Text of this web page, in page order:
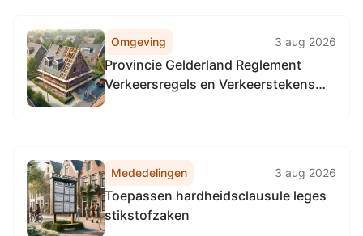
Omgeving 3 aug 2026
Provincie Gelderland Reglement
Verkeersregels en Verkeerstekens
Mededelingen 3 aug 2026
Toepassen hardheidsclausule leges
stikstofzaken